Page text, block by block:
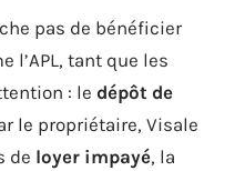
pas de bénéficier
l’APL, tant que les
: le dépôt de
le propriétaire, Visale
de loyer impayé, la